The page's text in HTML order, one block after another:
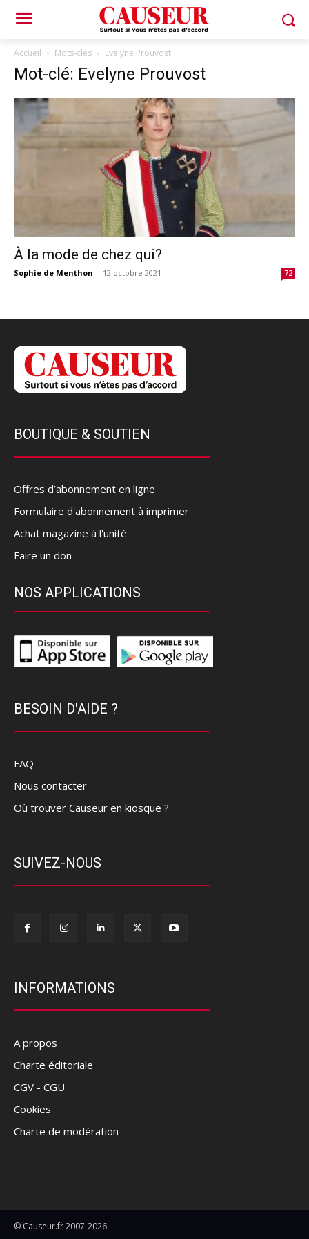
Accueil Mots-clés Evelyne Prouvost
Mot-clé: Evelyne Prouvost
À la mode de chez qui?
Sophie de Menthon - 12 octobre 2021 72
BOUTIQUE & SOUTIEN
Offres d’abonnement en ligne
Formulaire d'abonnement à imprimer
Achat magazine à l'unité
Faire un don
NOS APPLICATIONS
BESOIN D'AIDE ?
FAQ
Nous contacter
Où trouver Causeur en kiosque ?
SUIVEZ-NOUS
INFORMATIONS
A propos
Charte éditoriale
CGV - CGU
Cookies
Charte de modération
© Causeur.fr 2007-2026